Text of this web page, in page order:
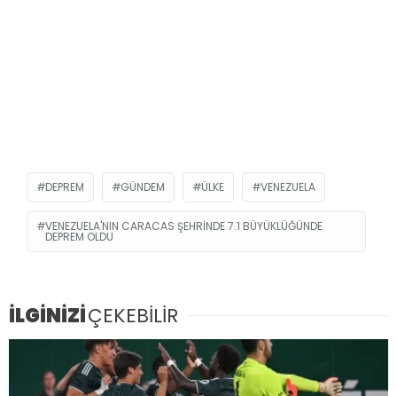
DEPREM GÜNDEM ÜLKE VENEZUELA
VENEZUELA'NIN CARACAS ŞEHRINDE 7.1 BÜYÜKLÜĞÜNDE
DEPREM OLDU
İLGİNİZİÇEKEBİLİR